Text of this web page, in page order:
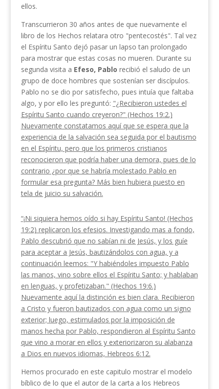
ellos.
Transcurrieron 30 años antes de que nuevamente el
libro de los Hechos relatara otro "pentecostés". Tal vez
el Espíritu Santo dejó pasar un lapso tan pro­longado
para mostrar que estas cosas no mueren. Durante su
segunda visita a Efeso, Pablo recibió el saludo de un
grupo de doce hombres que sostenían ser discípulos.
Pablo no se dio por satisfecho, pues intuía que faltaba
algo, y por ello les preguntó: "¿Re­cibieron ustedes el
Espíritu Santo cuando creyeron?" (Hechos 19:2.)
Nuevamente constatamos aquí que se espera que la
experiencia de la salvación sea seguida por el bautismo
en el Espíritu, pero que los primeros cristianos
reconocieron que podría haber una demora, pues de lo
contrario ¿por que se habría molestado Pablo en
formular esa pregunta? Más bien hubiera puesto en
tela de juicio su salvación.
“¡Ni siquiera hemos oído si hay Espíritu Santo! (Hechos
19:2) replicaron los efesios. Investigando mas a fondo,
Pablo descubrió que no sabían ni de Jesús, y los guíe
para aceptar a Jesús, bautizándolos con agua, y a
continuación leemos: "Y habiéndoles impuesto Pablo
las manos, vino sobre ellos el Espíritu Santo; y hablaban
en lenguas, y profetizaban." (Hechos 19:6.)
Nuevamente aquí la distinción es bien clara. Recibieron
a Cristo y fueron bautizados con agua como un signo
exterior; luego, estimulados por la imposición de
manos hecha por Pablo, respon­dieron al Espíritu Santo
que vino a morar en ellos y exteriorizaron su alabanza
a Dios en nuevos idiomas, Hebreos 6:12.
Hemos procurado en este capitulo mostrar el mode­lo
bíblico de lo que el autor de la carta a los Hebreos